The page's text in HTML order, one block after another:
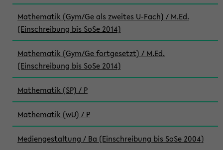
Mathematik (Gym/Ge als zweites U-Fach) / M.Ed.
(Einschreibung bis SoSe 2014)
Mathematik (Gym/Ge fortgesetzt) / M.Ed.
(Einschreibung bis SoSe 2014)
Mathematik (SP) / P
Mathematik (wU) / P
Mediengestaltung / Ba (Einschreibung bis SoSe 2004)